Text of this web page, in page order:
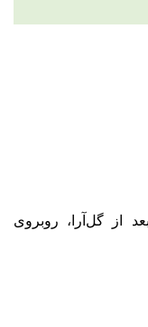
بعد از گل‌آرا، روبروی